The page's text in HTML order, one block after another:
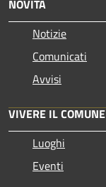
NOVITÀ
Notizie
Comunicati
Avvisi
VIVERE IL COMUNE
Luoghi
Eventi